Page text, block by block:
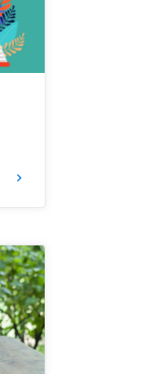
keyboard_arrow_right